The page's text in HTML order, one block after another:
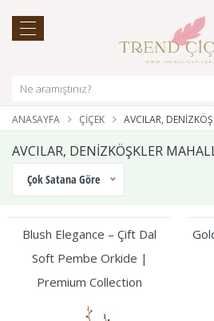
ANASAYFA ÇIÇEK AVCILAR,
AVCILAR, DENİZKÖŞKLER
Çok Satana Göre
Blush Elegance – Çift Dal
Soft Pembe Orkide |
Premium Collection